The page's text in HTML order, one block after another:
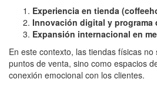
Experiencia en tienda
Innovación digital y programa
Expansión internacional en
En este contexto, las tiendas físicas
puntos de venta, sino como espacios
conexión emocional con los clientes.